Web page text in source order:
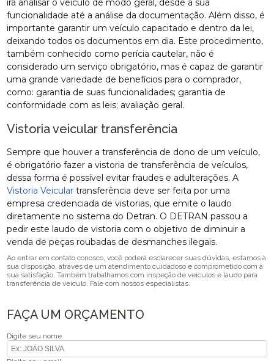
irá analisar o veículo de modo geral, desde a sua
funcionalidade até a análise da documentação. Além disso, é
importante garantir um veículo capacitado e dentro da lei,
deixando todos os documentos em dia. Este procedimento,
também conhecido como perícia cautelar, não é
considerado um serviço obrigatório, mas é capaz de garantir
uma grande variedade de benefícios para o comprador,
como: garantia de suas funcionalidades; garantia de
conformidade com as leis; avaliação geral.
Vistoria veicular transferência
Sempre que houver a transferência de dono de um veículo,
é obrigatório fazer a vistoria de transferência de veículos,
dessa forma é possível evitar fraudes e adulterações. A
Vistoria Veicular transferência deve ser feita por uma
empresa credenciada de vistorias, que emite o laudo
diretamente no sistema do Detran. O DETRAN passou a
pedir este laudo de vistoria com o objetivo de diminuir a
venda de peças roubadas de desmanches ilegais.
Ao entrar em contato conosco, você poderá esclarecer suas dúvidas, estamos à
sua disposição, através de um atendimento cuidadoso e comprometido com a
sua satisfação. Também trabalhamos com inspeção de veículos e laudo para
transferência de veiculo. Fale com nossos especialistas.
FAÇA UM ORÇAMENTO
Digite seu nome